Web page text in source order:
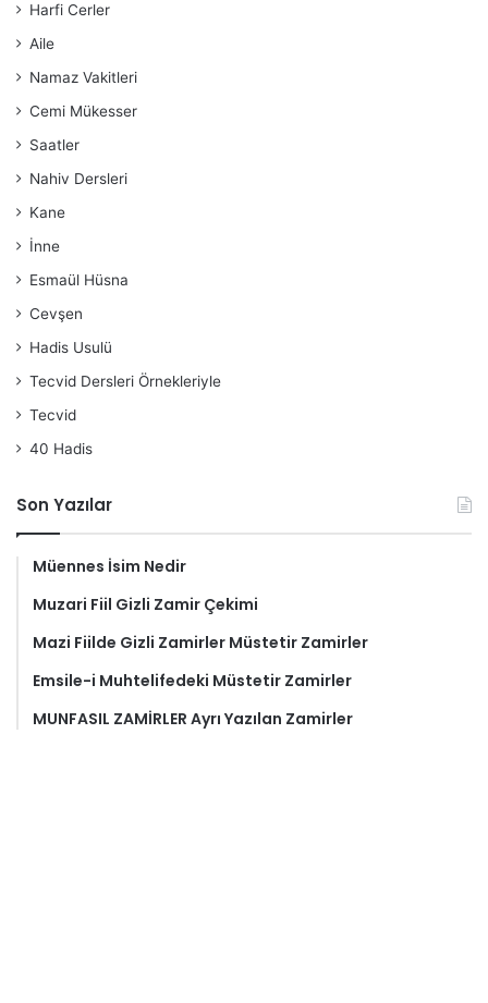
Harfi Cerler
Aile
Namaz Vakitleri
Cemi Mükesser
Saatler
Nahiv Dersleri
Kane
İnne
Esmaül Hüsna
Cevşen
Hadis Usulü
Tecvid Dersleri Örnekleriyle
Tecvid
40 Hadis
Son Yazılar
Müennes İsim Nedir
Muzari Fiil Gizli Zamir Çekimi
Mazi Fiilde Gizli Zamirler Müstetir Zamirler
Emsile-i Muhtelifedeki Müstetir Zamirler
MUNFASIL ZAMİRLER Ayrı Yazılan Zamirler